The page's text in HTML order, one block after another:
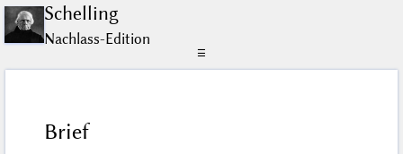
Schelling
Nachlass-Edition
☰
Brief